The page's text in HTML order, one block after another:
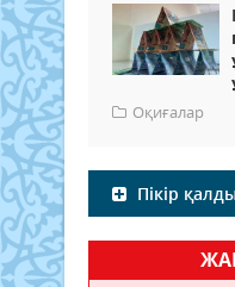
Оқиғалар
Пікір